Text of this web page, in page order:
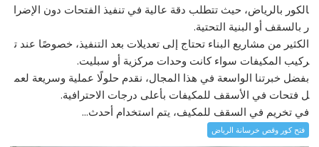
الكور بالرياض، حيث تتطلب دقة عالية في تنفيذ الفتحات دون الإضرا
ر بالسقف أو البنية التحتية.
الكثير من مشاريع البناء تحتاج إلى تعديلات بعد التنفيذ، خصوصًا عند ت
ركيب المكيفات سواء كانت وحدات مركزية أو سبليت.
بفضل خبرتنا الواسعة في هذا المجال، نقدم حلولًا عملية وسريعة لعم
ل فتحات في الأسقف للمكيفات بأعلى درجات الاحترافية.
في تخريم في السقف للمكيف، يتم استخدام أحدث...
فتح كور وقص خرسانة الرياض